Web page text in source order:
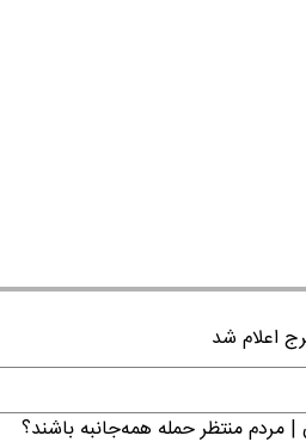
مردم منتظر حمله همه‌جانبه باشند؟